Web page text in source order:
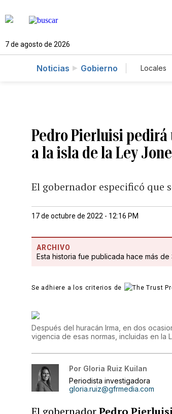
7 de agosto de 2026
Noticias Gobierno Locales
Pedro Pierluisi pedirá
a la isla de la Ley
El gobernador especificó que
17 de octubre de 2022 - 12:16 PM
ARCHIVO
Esta historia fue publicada hace más de
Se adhiere a los criterios de
Después del huracán Irma, en dos
vigencia de esas normas, incluidas en la
Por Gloria Ruiz Kuilan
Periodista investigadora
gloria.ruiz@gfrmedia.com
El gobernadorPedro